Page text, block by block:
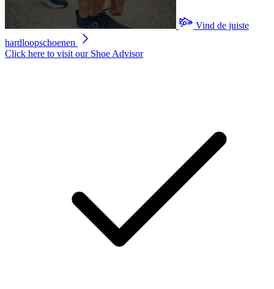
Vind de juiste
hardloopschoenen
Click here to visit our Shoe Advisor